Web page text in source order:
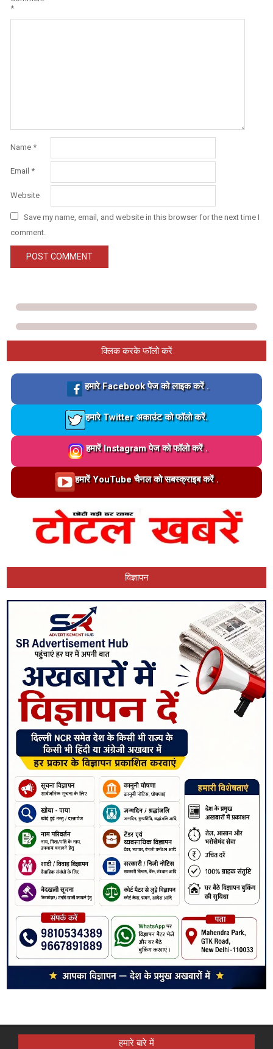
*
Name *
Email *
Website
Save my name, email, and website in this browser for the next time I
comment.
क्लिक करके फॉलो करें
Loading…
हमारे Facebook पेज को लाइक करें .
Loading…
हमारे Twitter अकाउंट को फॉलो करें.
Loading…
हमारें Instagram पेज को फॉलो करें .
Loading…हमारें YouTube चैनल को सबस्क्राइब करें .
विज्ञापन
हमारे बारे में